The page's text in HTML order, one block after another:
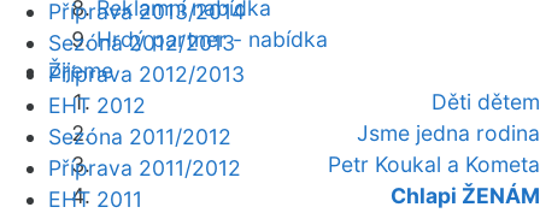
Reklamní nabídka
Hrdý partner - nabídka
Žijeme
Děti dětem
Jsme jedna rodina
Petr Koukal a Kometa
Chlapi ŽENÁM
Příprava 2013/2014
Sezóna 2012/2013
Příprava 2012/2013
EHT 2012
Sezóna 2011/2012
Příprava 2011/2012
EHT 2011